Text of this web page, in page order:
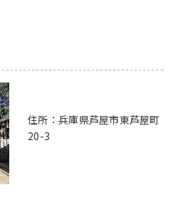
住所：兵庫県芦屋市東芦屋町
20-3